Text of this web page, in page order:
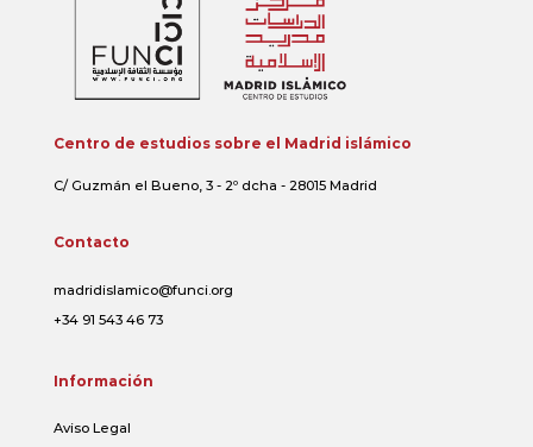
Centro de estudios sobre el Madrid islámico
C/ Guzmán el Bueno, 3 - 2º dcha - 28015 Madrid
Contacto
madridislamico@funci.org
+34 91 543 46 73
Información
Aviso Legal